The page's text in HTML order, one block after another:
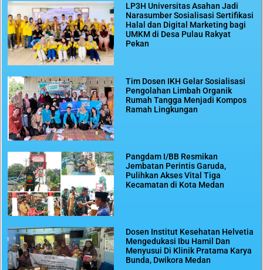
LP3H Universitas Asahan Jadi
Narasumber Sosialisasi Sertifikasi
Halal dan Digital Marketing bagi
UMKM di Desa Pulau Rakyat
Pekan
Tim Dosen IKH Gelar Sosialisasi
Pengolahan Limbah Organik
Rumah Tangga Menjadi Kompos
Ramah Lingkungan
Pangdam I/BB Resmikan
Jembatan Perintis Garuda,
Pulihkan Akses Vital Tiga
Kecamatan di Kota Medan
Dosen Institut Kesehatan Helvetia
Mengedukasi Ibu Hamil Dan
Menyusui Di Klinik Pratama Karya
Bunda, Dwikora Medan